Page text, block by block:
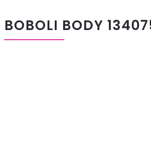
BOBOLI BODY